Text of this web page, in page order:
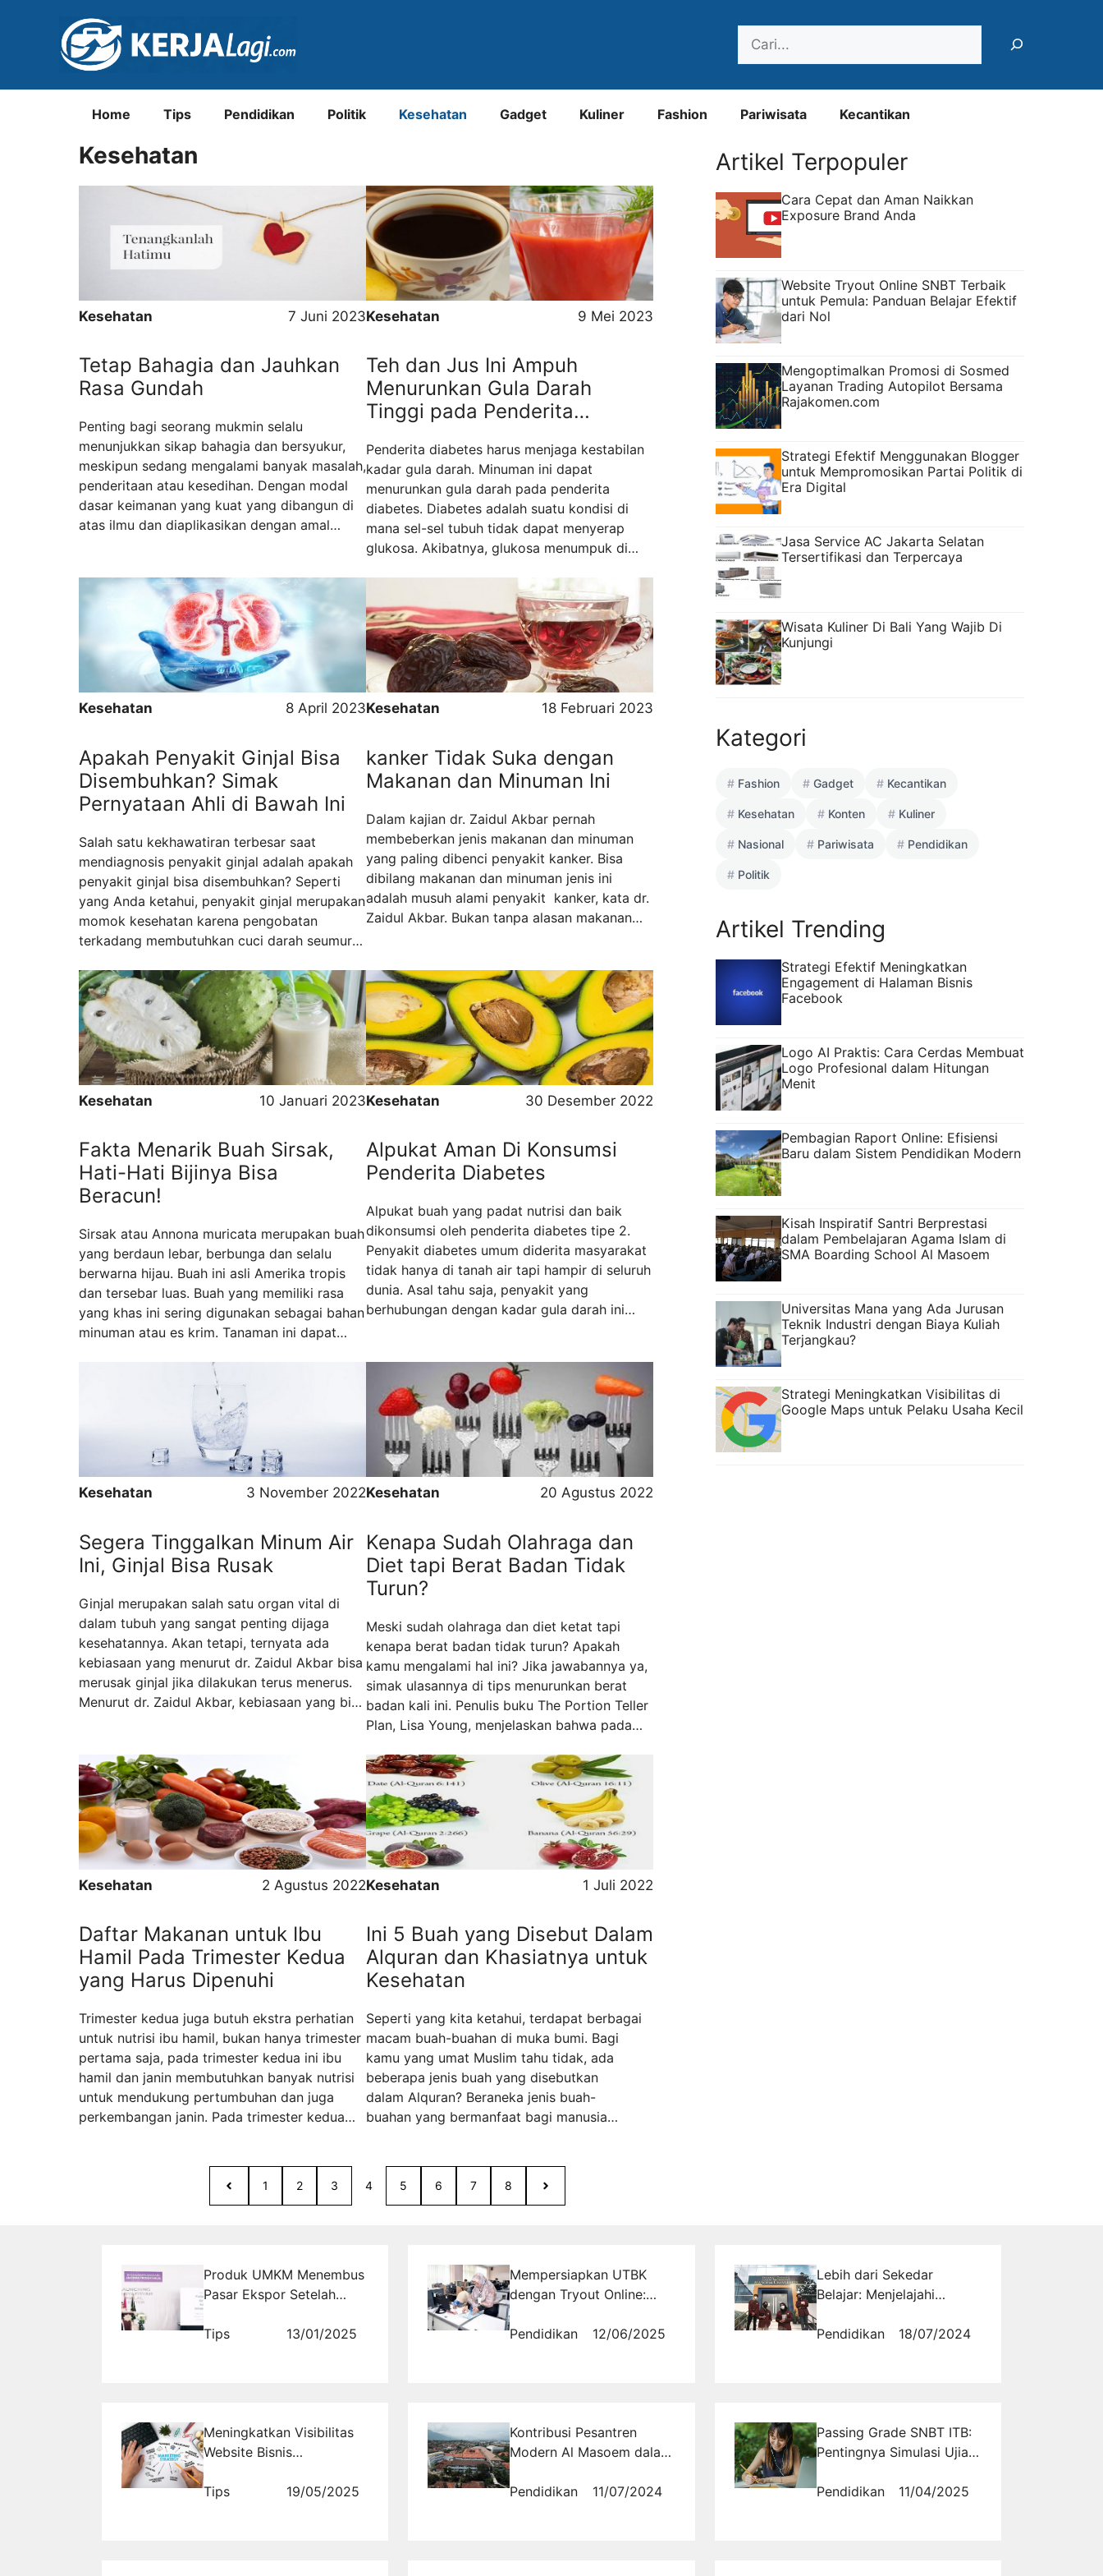
Home Tips Pendidikan Politik Kesehatan Gadget Kuliner Fashion Pariwisata Kecantikan
Kesehatan
Kesehatan 7 Juni 2023
Tetap Bahagia dan Jauhkan
Rasa Gundah
Penting bagi seorang mukmin selalu
menunjukkan sikap bahagia dan bersyukur,
meskipun sedang mengalami banyak masalah,
penderitaan atau kesedihan. Dengan modal
dasar keimanan yang kuat yang dibangun di
atas ilmu dan diaplikasikan dengan amal
memikirkan dunia yang tak seindah yang
diharapkan atau resah memikirkan ...
Read
Kesehatan 9 Mei 2023
Teh dan Jus Ini Ampuh
Menurunkan Gula Darah
Tinggi pada Penderita
Penderita diabetes harus menjaga kestabilan
kadar gula darah. Minuman ini dapat
menurunkan gula darah pada penderita
diabetes. Diabetes adalah suatu kondisi di
mana sel-sel tubuh tidak dapat menyerap
glukosa. Akibatnya, glukosa menumpuk di
agar penderita diabetes harus mengikuti diet.
Mengonsumsi makanan yang tepat dapat
membantu menurunkan dan mengontrol gula
darah. Selain pola makan dan ...Read more
Kesehatan 8 April 2023
Apakah Penyakit Ginjal Bisa
Disembuhkan? Simak
Pernyataan Ahli di Bawah Ini
Salah satu kekhawatiran terbesar saat
mendiagnosis penyakit ginjal adalah apakah
penyakit ginjal bisa disembuhkan? Seperti
yang Anda ketahui, penyakit ginjal merupakan
momok kesehatan karena pengobatan
terkadang membutuhkan cuci darah seumur
penyakit ini, baca penjelasan ahlinya pada
artikel di bawah ini. Apakah Penyakit Ginjal
Bisa Sembuh? Dokter spesialis penyakit
dalam konsultan ginjal hipertensi Dr. dr.
Zulkhair ...Read more
Kesehatan 18 Februari 2023
kanker Tidak Suka dengan
Makanan dan Minuman Ini
Dalam kajian dr. Zaidul Akbar pernah
membeberkan jenis makanan dan minuman
yang paling dibenci penyakit kanker. Bisa
dibilang makanan dan minuman jenis ini
adalah musuh alami penyakit kanker, kata dr.
Zaidul Akbar. Bukan tanpa alasan makanan
mengonsumsi makanan dan minuman jenis ini,
kanker takut mengakar di tubuh kita.
Makanya penting ...Read more
Kesehatan 10 Januari 2023
Fakta Menarik Buah Sirsak,
Hati-Hati Bijinya Bisa
Beracun!
Sirsak atau Annona muricata merupakan buah
yang berdaun lebar, berbunga dan selalu
berwarna hijau. Buah ini asli Amerika tropis
dan tersebar luas. Buah yang memiliki rasa
yang khas ini sering digunakan sebagai bahan
minuman atau es krim. Tanaman ini dapat
baik di kebun dengan air yang cukup. Di
Indonesia buah sirsak dikenal dengan ...
Kesehatan 30 Desember 2022
Alpukat Aman Di Konsumsi
Penderita Diabetes
Alpukat buah yang padat nutrisi dan baik
dikonsumsi oleh penderita diabetes tipe 2.
Penyakit diabetes umum diderita masyarakat
tidak hanya di tanah air tapi hampir di seluruh
dunia. Asal tahu saja, penyakit yang
berhubungan dengan kadar gula darah ini
dimana tubuh tidak bisa memproduksi ...
more
Kesehatan 3 November 2022
Segera Tinggalkan Minum Air
Ini, Ginjal Bisa Rusak
Ginjal merupakan salah satu organ vital di
dalam tubuh yang sangat penting dijaga
kesehatannya. Akan tetapi, ternyata ada
kebiasaan yang menurut dr. Zaidul Akbar bisa
merusak ginjal jika dilakukan terus menerus.
Menurut dr. Zaidul Akbar, kebiasaan yang bisa
Akbar menjelaskan bahwa jika suhu tubuh
dirasa normal, kemudian ingin minum yang
dingin berarti ada keringat pada ...Read more
Kesehatan 20 Agustus 2022
Kenapa Sudah Olahraga dan
Diet tapi Berat Badan Tidak
Turun?
Meski sudah olahraga dan diet ketat tapi
kenapa berat badan tidak turun? Apakah
kamu mengalami hal ini? Jika jawabannya ya,
simak ulasannya di tips menurunkan berat
badan kali ini. Penulis buku The Portion Teller
Plan, Lisa Young, menjelaskan bahwa pada
makan dan olahraga tapi belum berhasil
menurunkan berat badan ...Read more
Kesehatan 2 Agustus 2022
Daftar Makanan untuk Ibu
Hamil Pada Trimester Kedua
yang Harus Dipenuhi
Trimester kedua juga butuh ekstra perhatian
untuk nutrisi ibu hamil, bukan hanya trimester
pertama saja, pada trimester kedua ini ibu
hamil dan janin membutuhkan banyak nutrisi
untuk mendukung pertumbuhan dan juga
perkembangan janin. Pada trimester kedua
Read
Kesehatan 1 Juli 2022
Ini 5 Buah yang Disebut Dalam
Alquran dan Khasiatnya untuk
Kesehatan
Seperti yang kita ketahui, terdapat berbagai
macam buah-buahan di muka bumi. Bagi
kamu yang umat Muslim tahu tidak, ada
beberapa jenis buah yang disebutkan
dalam Alquran? Beraneka jenis buah-
buahan yang bermanfaat bagi manusia
menyarankan kita untuk mengonsumsi
1 2 3 4 5 6 7 8
Artikel Terpopuler
Cara Cepat dan Aman Naikkan
Exposure Brand Anda
Website Tryout Online SNBT Terbaik
untuk Pemula: Panduan Belajar Efektif
dari Nol
Mengoptimalkan Promosi di Sosmed
Layanan Trading Autopilot Bersama
Rajakomen.com
Strategi Efektif Menggunakan Blogger
untuk Mempromosikan Partai Politik di
Era Digital
Jasa Service AC Jakarta Selatan
Tersertifikasi dan Terpercaya
Wisata Kuliner Di Bali Yang Wajib Di
Kunjungi
Kategori
Fashion Gadget Kecantikan
Kesehatan Konten Kuliner
Nasional Pariwisata Pendidikan
Politik
Artikel Trending
Strategi Efektif Meningkatkan
Engagement di Halaman Bisnis
Facebook
Logo AI Praktis: Cara Cerdas Membuat
Logo Profesional dalam Hitungan
Menit
Pembagian Raport Online: Efisiensi
Baru dalam Sistem Pendidikan Modern
Kisah Inspiratif Santri Berprestasi
dalam Pembelajaran Agama Islam di
SMA Boarding School Al Masoem
Universitas Mana yang Ada Jurusan
Teknik Industri dengan Biaya Kuliah
Terjangkau?
Strategi Meningkatkan Visibilitas di
Google Maps untuk Pelaku Usaha Kecil
Produk UMKM Menembus
Pasar Ekspor Setelah
Halal
Tips 13/01/2025
Mempersiapkan UTBK
dengan Tryout Online:
Prediksi Soal
Pendidikan 12/06/2025
Lebih dari Sekedar
Belajar: Menjelajahi
Kehidupan Kampus yang
Beragam dan
Pendidikan 18/07/2024
Meningkatkan Visibilitas
Website Bisnis
dengan Teknik Promosi
Tips 19/05/2025
Kontribusi Pesantren
Modern Al Masoem dalam
di Indonesia
Pendidikan 11/07/2024
Passing Grade SNBT ITB:
Pentingnya Simulasi Ujian
Pendidikan
11/04/2025